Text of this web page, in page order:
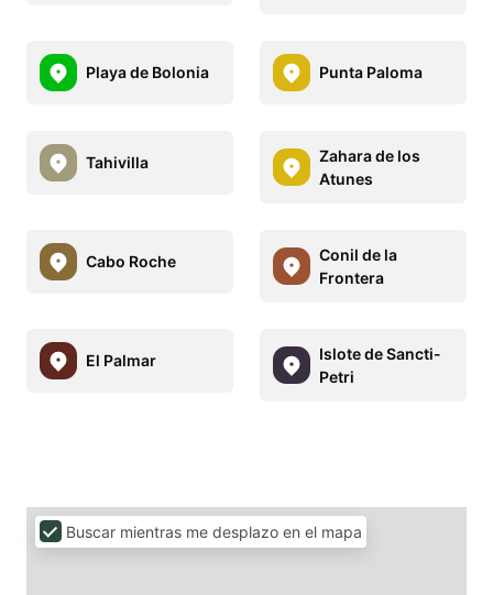
Playa de Bolonia Punta Paloma
Tahivilla
Zahara de los
Atunes
Cabo Roche
Conil de la
Frontera
El Palmar
Islote de Sancti-
Petri
Buscar mientras me desplazo en el mapa